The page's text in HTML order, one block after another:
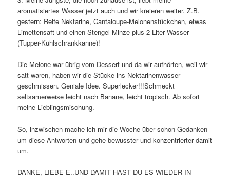
aromatisiertes Wasser jetzt auch und wir kreieren weiter. Z.B.
gestern: Reife Nektarine, Cantaloupe-Melonenstückchen, etwas
Limettensaft und einen Stengel Minze plus 2 Liter Wasser
(Tupper-Kühlschrankkanne)!
Die Melone war übrig vom Dessert und da wir aufhörten, weil wir
satt waren, haben wir die Stücke ins Nektarinenwasser
geschmissen. Geniale Idee. Superlecker!!!Schmeckt
seltsamerweise leicht nach Banane, leicht tropisch. Ab sofort
meine Lieblingsmischung.
So, inzwischen mache ich mir die Woche über schon Gedanken
um diese Antworten und gehe bewusster und konzentrierter damit
um.
DANKE, LIEBE E..UND DAMIT HAST DU ES WIEDER IN